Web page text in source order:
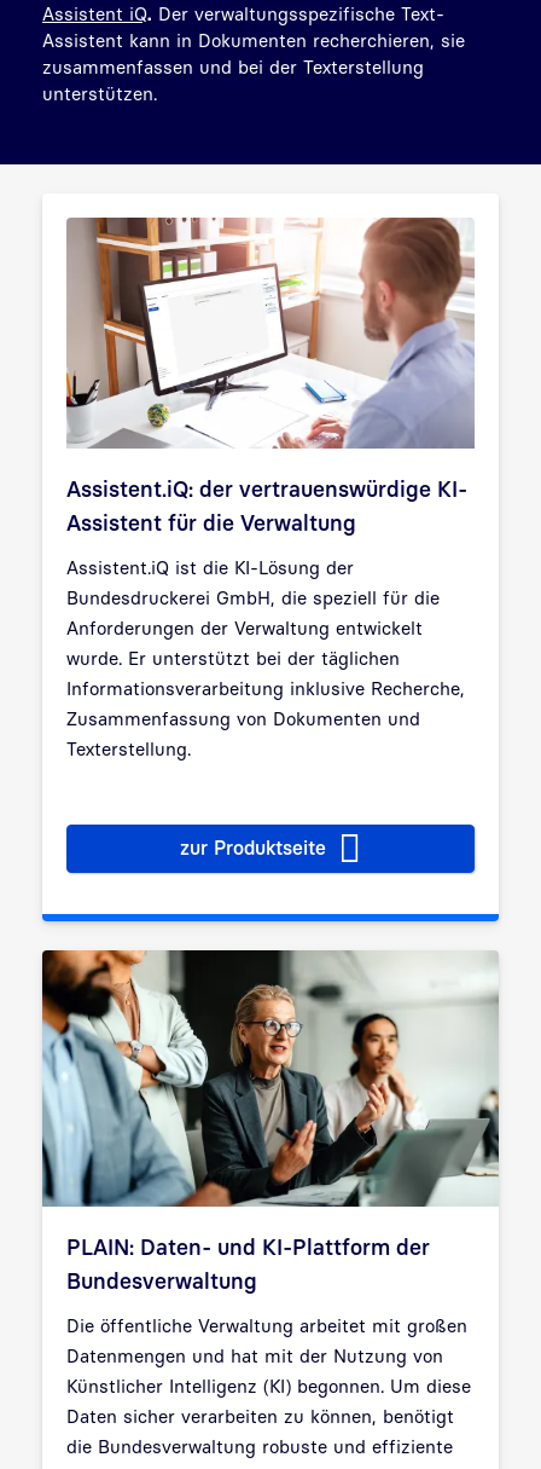
Assistent iQ. Der verwaltungsspezifische Text-
Assistent kann in Dokumenten recherchieren, sie
zusammenfassen und bei der Texterstellung
unterstützen.
Assistent.iQ: der vertrauenswürdige KI-
Assistent für die Verwaltung
Assistent.iQ ist die KI-Lösung der
Bundesdruckerei GmbH, die speziell für die
Anforderungen der Verwaltung entwickelt
wurde. Er unterstützt bei der täglichen
Informationsverarbeitung inklusive Recherche,
Zusammenfassung von Dokumenten und
Texterstellung.
zur ProduktseiteAssistent.iQ: der
PLAIN: Daten- und KI-Plattform der
Bundesverwaltung
Die öffentliche Verwaltung arbeitet mit großen
Datenmengen und hat mit der Nutzung von
Künstlicher Intelligenz (KI) begonnen. Um diese
Daten sicher verarbeiten zu können, benötigt
die Bundesverwaltung robuste und effiziente